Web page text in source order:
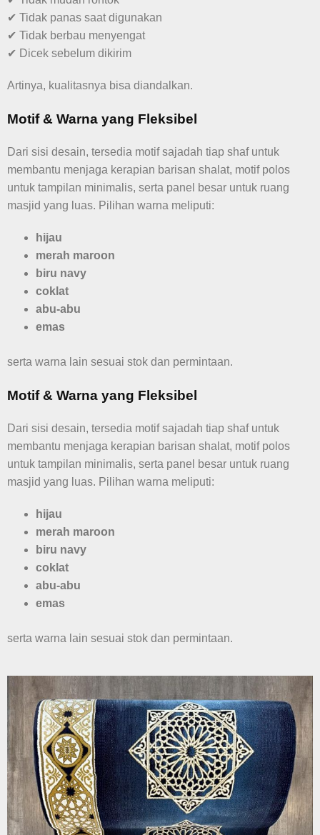
✔ Tidak panas saat digunakan
✔ Tidak berbau menyengat
✔ Dicek sebelum dikirim
Artinya, kualitasnya bisa diandalkan.
Motif & Warna yang Fleksibel
Dari sisi desain, tersedia motif sajadah tiap shaf untuk
membantu menjaga kerapian barisan shalat, motif polos
untuk tampilan minimalis, serta panel besar untuk ruang
masjid yang luas. Pilihan warna meliputi:
hijau
merah maroon
biru navy
coklat
abu-abu
emas
serta warna lain sesuai stok dan permintaan.
Motif & Warna yang Fleksibel
Dari sisi desain, tersedia motif sajadah tiap shaf untuk
membantu menjaga kerapian barisan shalat, motif polos
untuk tampilan minimalis, serta panel besar untuk ruang
masjid yang luas. Pilihan warna meliputi:
hijau
merah maroon
biru navy
coklat
abu-abu
emas
serta warna lain sesuai stok dan permintaan.